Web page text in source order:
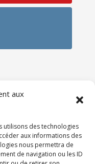
aux
utilisons des technologies
aux informations des
nous permettra de
de navigation ou les ID